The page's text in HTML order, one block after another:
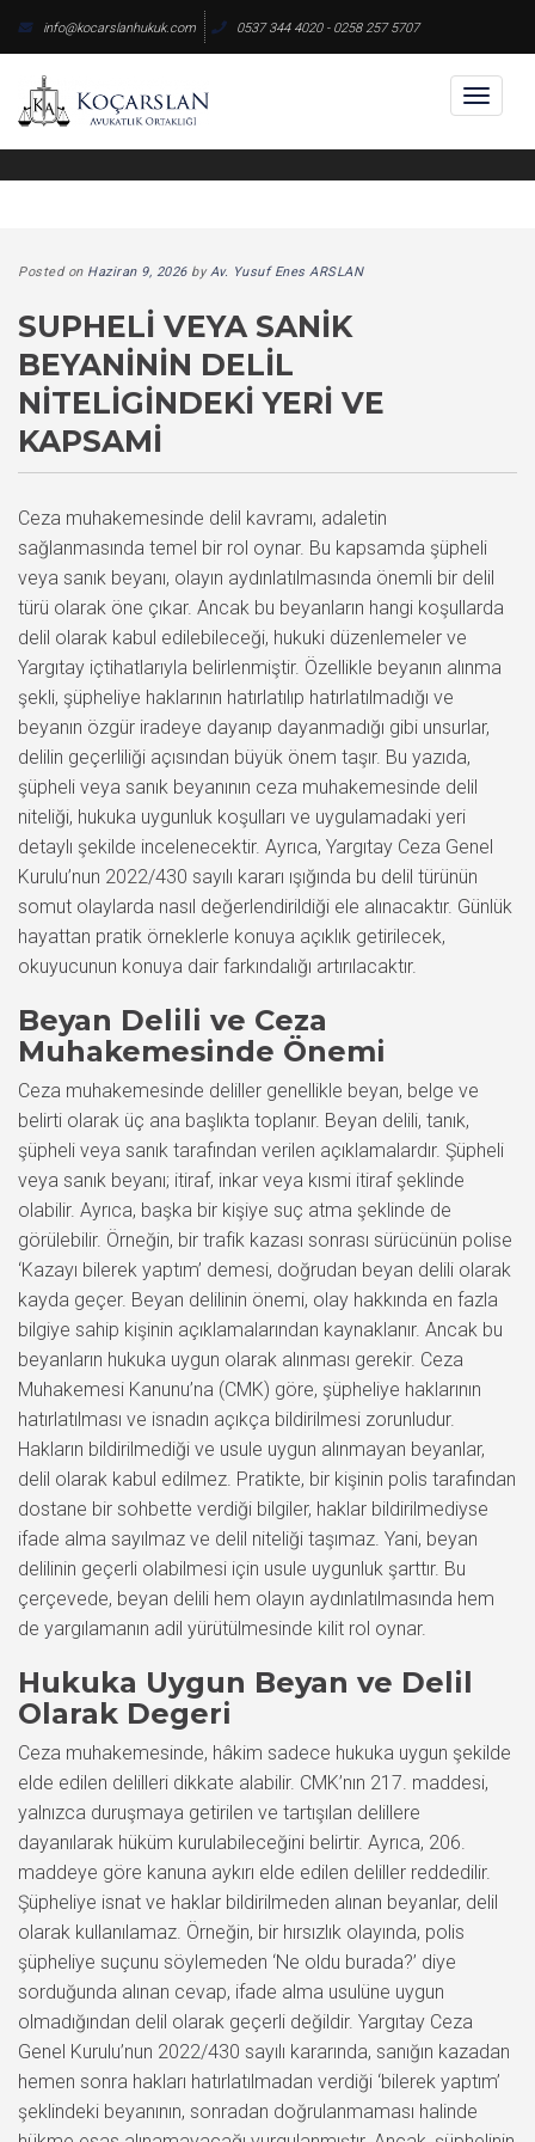
content
info@kocarslanhukuk.com 0537 344 4020 - 0258 257 5707
Posted on Haziran 9, 2026byAv. Yusuf Enes ARSLAN
SUPHELI VEYA SANIK
BEYANININ DELIL
NITELIGINDEKI YERI VE
KAPSAMI
Ceza muhakemesinde delil kavramı, adaletin
sağlanmasında temel bir rol oynar. Bu kapsamda şüpheli
veya sanık beyanı, olayın aydınlatılmasında önemli bir delil
türü olarak öne çıkar. Ancak bu beyanların hangi koşullarda
delil olarak kabul edilebileceği, hukuki düzenlemeler ve
Yargıtay içtihatlarıyla belirlenmiştir. Özellikle beyanın alınma
şekli, şüpheliye haklarının hatırlatılıp hatırlatılmadığı ve
beyanın özgür iradeye dayanıp dayanmadığı gibi unsurlar,
delilin geçerliliği açısından büyük önem taşır. Bu yazıda,
şüpheli veya sanık beyanının ceza muhakemesinde delil
niteliği, hukuka uygunluk koşulları ve uygulamadaki yeri
detaylı şekilde incelenecektir. Ayrıca, Yargıtay Ceza Genel
Kurulu’nun 2022/430 sayılı kararı ışığında bu delil türünün
somut olaylarda nasıl değerlendirildiği ele alınacaktır. Günlük
hayattan pratik örneklerle konuya açıklık getirilecek,
okuyucunun konuya dair farkındalığı artırılacaktır.
Beyan Delili ve Ceza
Muhakemesinde Önemi
Ceza muhakemesinde deliller genellikle beyan, belge ve
belirti olarak üç ana başlıkta toplanır. Beyan delili, tanık,
şüpheli veya sanık tarafından verilen açıklamalardır. Şüpheli
veya sanık beyanı; itiraf, inkar veya kısmi itiraf şeklinde
olabilir. Ayrıca, başka bir kişiye suç atma şeklinde de
görülebilir. Örneğin, bir trafik kazası sonrası sürücünün polise
‘Kazayı bilerek yaptım’ demesi, doğrudan beyan delili olarak
kayda geçer. Beyan delilinin önemi, olay hakkında en fazla
bilgiye sahip kişinin açıklamalarından kaynaklanır. Ancak bu
beyanların hukuka uygun olarak alınması gerekir. Ceza
Muhakemesi Kanunu’na (CMK) göre, şüpheliye haklarının
hatırlatılması ve isnadın açıkça bildirilmesi zorunludur.
Hakların bildirilmediği ve usule uygun alınmayan beyanlar,
delil olarak kabul edilmez. Pratikte, bir kişinin polis tarafından
dostane bir sohbette verdiği bilgiler, haklar bildirilmediyse
ifade alma sayılmaz ve delil niteliği taşımaz. Yani, beyan
delilinin geçerli olabilmesi için usule uygunluk şarttır. Bu
çerçevede, beyan delili hem olayın aydınlatılmasında hem
de yargılamanın adil yürütülmesinde kilit rol oynar.
Hukuka Uygun Beyan ve Delil
Olarak Degeri
Ceza muhakemesinde, hâkim sadece hukuka uygun şekilde
elde edilen delilleri dikkate alabilir. CMK’nın 217. maddesi,
yalnızca duruşmaya getirilen ve tartışılan delillere
dayanılarak hüküm kurulabileceğini belirtir. Ayrıca, 206.
maddeye göre kanuna aykırı elde edilen deliller reddedilir.
Şüpheliye isnat ve haklar bildirilmeden alınan beyanlar, delil
olarak kullanılamaz. Örneğin, bir hırsızlık olayında, polis
şüpheliye suçunu söylemeden ‘Ne oldu burada?’ diye
sorduğunda alınan cevap, ifade alma usulüne uygun
olmadığından delil olarak geçerli değildir. Yargıtay Ceza
Genel Kurulu’nun 2022/430 sayılı kararında, sanığın kazadan
hemen sonra hakları hatırlatılmadan verdiği ‘bilerek yaptım’
şeklindeki beyanının, sonradan doğrulanmaması halinde